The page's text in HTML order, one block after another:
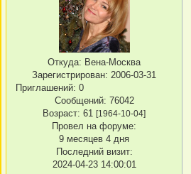
Откуда: Вена-Москва
Зарегистрирован: 2006-03-31
Приглашений: 0
Сообщений: 76042
Возраст: 61 [1964-10-04]
Провел на форуме:
9 месяцев 4 дня
Последний визит:
2024-04-23 14:00:01